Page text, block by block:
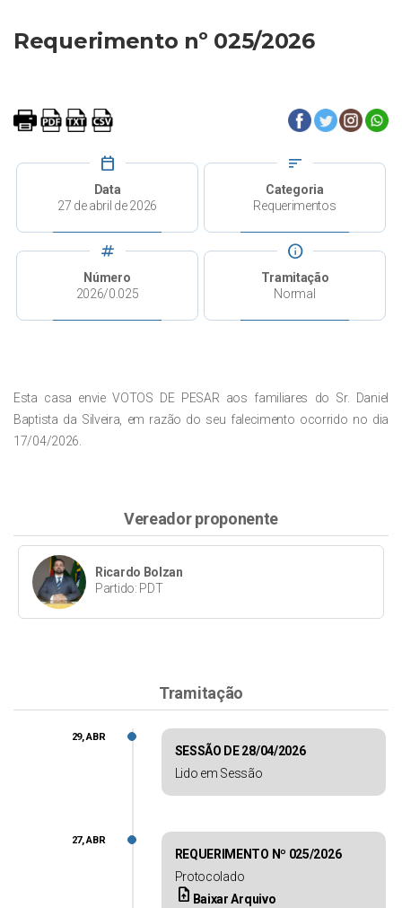
Requerimento nº 025/2026
calendar_today
Data
27 de abril de 2026
sort
Categoria
Requerimentos
tag
Número
2026/0.025
info
Tramitação
Normal
Esta casa envie VOTOS DE PESAR aos familiares do Sr. Daniel
Baptista da Silveira, em razão do seu falecimento ocorrido no dia
17/04/2026.
Vereador proponente
Ricardo Bolzan
Partido: PDT
Tramitação
SESSÃO DE 28/04/2026
Lido em Sessão
29, ABR
REQUERIMENTO Nº 025/2026
Protocolado
upload_file Baixar Arquivo
27, ABR